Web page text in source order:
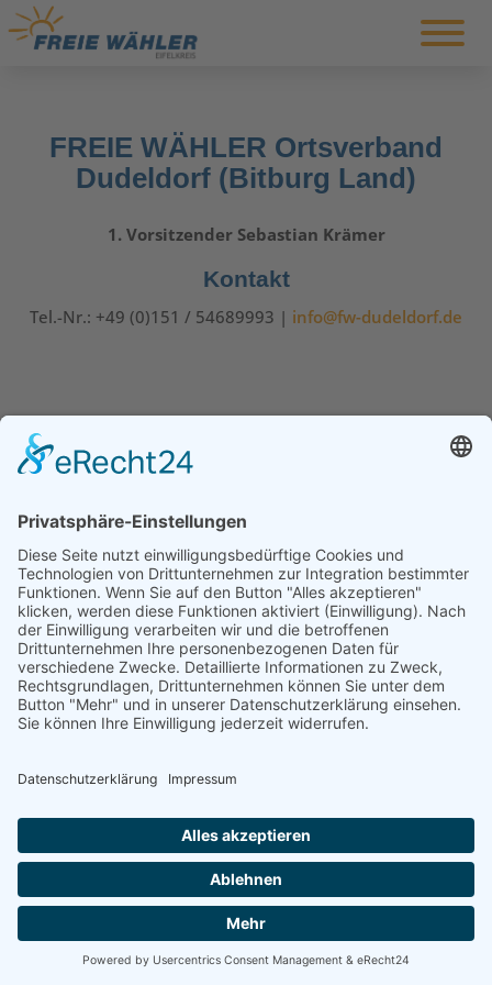
FREIE WÄHLER Ortsverband
Dudeldorf (Bitburg Land)
1. Vorsitzender Sebastian Krämer
Kontakt
Tel.-Nr.: +49 (0)151 / 54689993 | info@fw-dudeldorf.de
Erzähle von uns…
COOKIE-EINSTELLUNGEN